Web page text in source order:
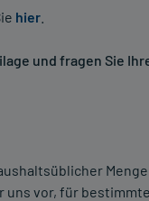
hier
und fragen Sie
Menge
vor, für